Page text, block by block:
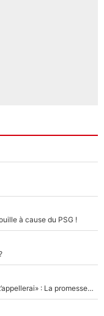
à cause du PSG !
Mercato - OM - «Dès que je prends un club, je t’appellerai» : La promesse de Marcelino au moment de claquer la porte